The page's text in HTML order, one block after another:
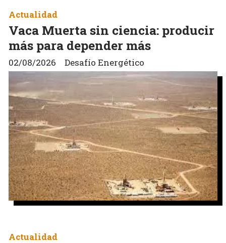
Vaca Muerta sin ciencia: producir
más para depender más
Desafío Energético
Actualidad
02/08/2026
Actualidad